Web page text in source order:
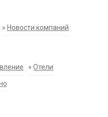
» Новости компаний
» Отели